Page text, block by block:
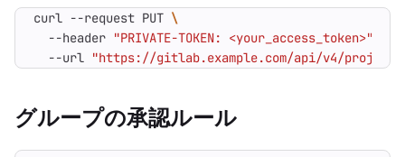
curl --request PUT
  --header
"PRIVATE-TOKEN: <your_access_token>"
  --url
"https://gitlab.example.com/api/v4/projects/
グループの承認ルール